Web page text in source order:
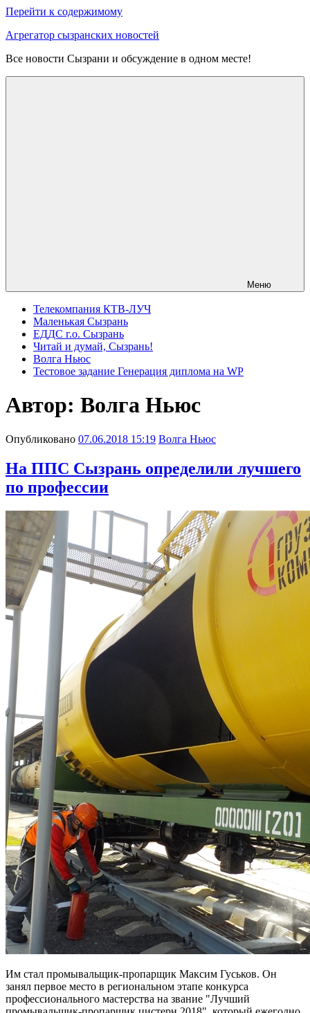
Перейти к содержимому
Агрегатор сызранских новостей
Все новости Сызрани и обсуждение в одном месте!
Меню
Телекомпания КТВ-ЛУЧ
Маленькая Сызрань
ЕДДС г.о. Сызрань
Читай и думай, Сызрань!
Волга Ньюс
Тестовое задание Генерация диплома на WP
Автор: Волга Ньюс
Опубликовано 07.06.2018 15:19 Волга Ньюс
На ППС Сызрань определили лучшего
по профессии
Им стал промывальщик-пропарщик Максим Гуськов. Он
занял первое место в региональном этапе конкурса
профессионального мастерства на звание "Лучший